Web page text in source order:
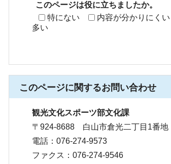
このページは役に立ちましたか。
特にない
内容が分かりにくい
多い
このページに関するお問い合わせ
観光文化スポーツ部文化課
〒924-8688 白山市倉光二丁目1番地
電話：076-274-9573
ファクス：076-274-9546